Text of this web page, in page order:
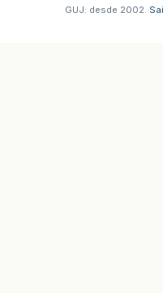
GUJ: desde 2002.